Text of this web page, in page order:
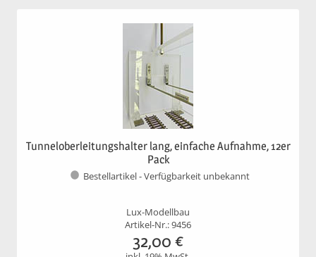
Tunneloberleitungshalter lang, einfache Aufnahme, 12er
Pack
Bestellartikel - Verfügbarkeit unbekannt
Lux-Modellbau
Artikel-Nr.: 9456
32,00 €